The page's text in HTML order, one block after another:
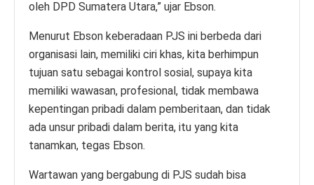
oleh DPD Sumatera Utara,” ujar Ebson.
Menurut Ebson keberadaan PJS ini berbeda dari
organisasi lain, memiliki ciri khas, kita berhimpun
tujuan satu sebagai kontrol sosial, supaya kita
memiliki wawasan, profesional, tidak membawa
kepentingan pribadi dalam pemberitaan, dan tidak
ada unsur pribadi dalam berita, itu yang kita
tanamkan, tegas Ebson.
Wartawan yang bergabung di PJS sudah bisa